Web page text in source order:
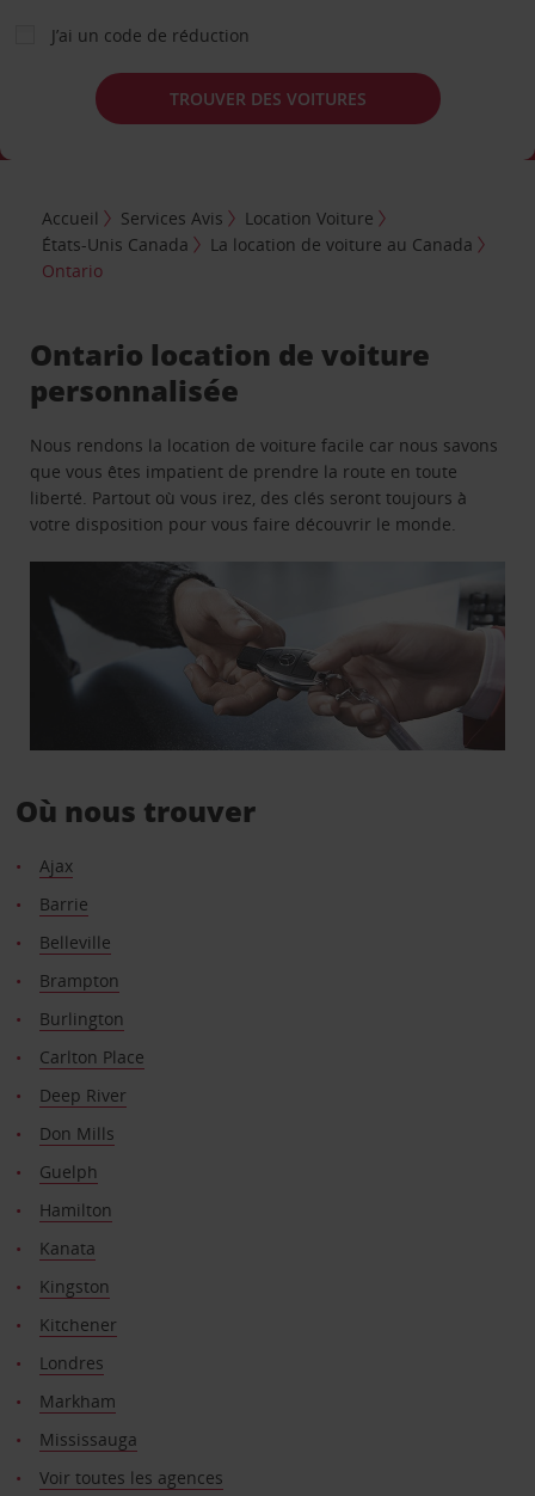
J’ai un code de réduction
TROUVER DES VOITURES
Accueil Services Avis
Location Voiture
États-Unis Canada
La location de voiture au Canada
Ontario
Ontario location de voiture
personnalisée
Nous rendons la location de voiture facile car nous savons
que vous êtes impatient de prendre la route en toute
liberté. Partout où vous irez, des clés seront toujours à
votre disposition pour vous faire découvrir le monde.
Où nous trouver
Ajax
Barrie
Belleville
Brampton
Burlington
Carlton Place
Deep River
Don Mills
Guelph
Hamilton
Kanata
Kingston
Kitchener
Londres
Markham
Mississauga
Voir toutes les agences